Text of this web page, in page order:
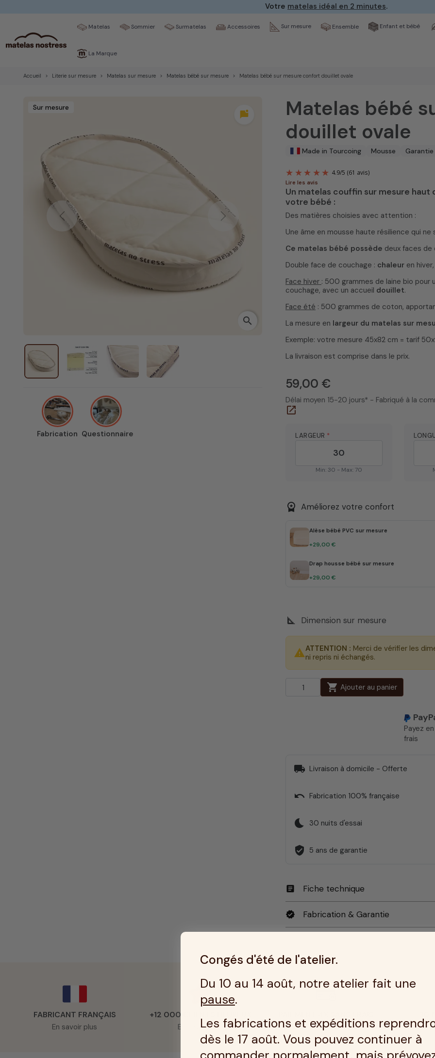
Votre matelas idéal en 2 minutes.
Matelas Sommier Surmatelas Accessoires Sur mesure Ensemble Enfant et bébé
La Marque
Accueil Literie sur mesure Matelas sur mesure Matelas bébé sur mesure Matelas bébé sur mesure confort douillet ovale
mark_chat_unread
Sur mesure
Previous Next
search
Fabrication Questionnaire
Matelas bébé
douillet ovale
Made in Tourcoing Mousse Garantie
Lire les avis
Un matelas couffin sur mesure
votre bébé :
Des matières choisies avec attention :
Une âme en mousse haute résilience qui
Ce matelas bébé possède deux faces de
Double face de couchage : chaleur en hiver,
Face hiver : 500 grammes de laine bio pour
couchage, avec un accueil douillet.
Face été : 500 grammes de coton,
La mesure en largeur du matelas sur
Exemple: votre mesure 45x82 cm = tarif
La livraison est comprise dans le prix.
59,00 €
Délai moyen 15-20 jours* - Fabriqué à la
open_in_new
LARGEUR *
Min: 30 - Max: 70
workspace_premium Améliorez votre confort
Alèse bébé PVC sur mesure
+29,00 €
Drap housse bébé sur mesure
+29,00 €
square_foot Dimension sur mesure
warningATTENTION : Merci de vérifier les
ni repris ni échangés.
shopping_cart Ajouter au panier
Payez en
frais
local_shipping Livraison à domicile - Offerte
undo Fabrication 100% française
bedtime 30 nuits d'essai
verified_user 5 ans de garantie
article Fiche technique
verified Fabrication & Garantie
FABRICANT FRANÇAIS
En savoir plus
+12 000 CLIENTS HEUREUX
En savoir plus En savoir plus
30
Congés d'été de l'atelier.
Du 10 au 14 août, notre atelier fait une
pause.
Les fabrications et expéditions
dès le 17 août. Vous pouvez continuer à